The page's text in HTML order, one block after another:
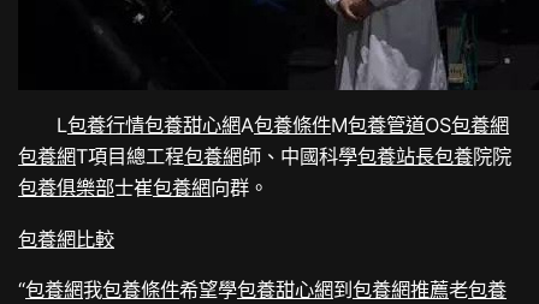
L包養行情包養甜心網A包養條件M包養管道OS包養網
包養網T項目總工程包養網師、中國科學包養站長包養院院
包養俱樂部士崔包養網向群。
包養網比較
“包養網我包養條件希望學包養甜心網到包養網推薦老包養